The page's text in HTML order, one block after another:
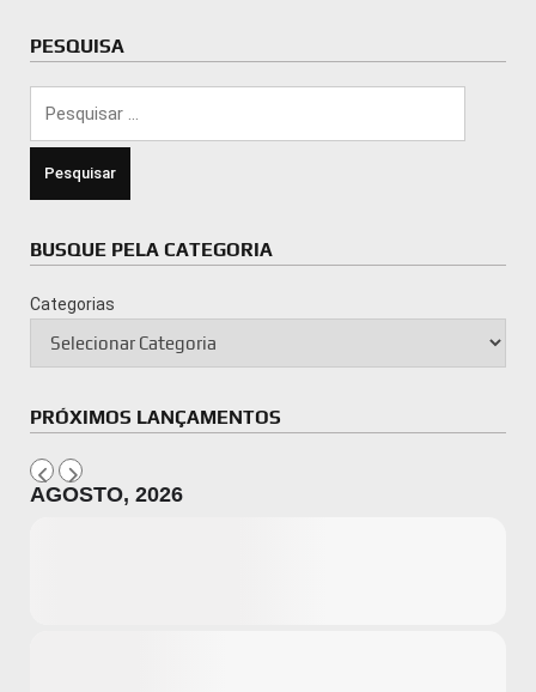
PESQUISA
BUSQUE PELA CATEGORIA
Categorias
PRÓXIMOS LANÇAMENTOS
AGOSTO, 2026